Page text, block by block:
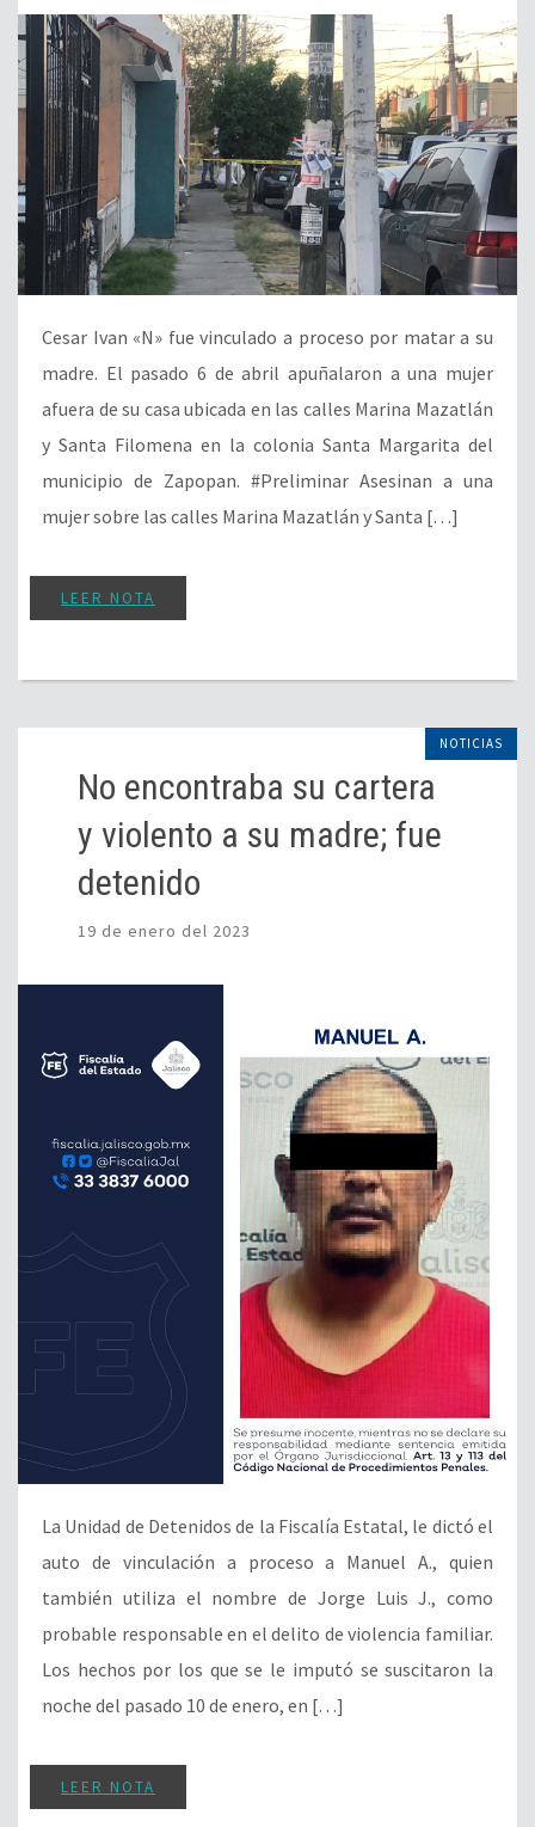
Cesar Ivan «N» fue vinculado a proceso por matar a su
madre. El pasado 6 de abril apuñalaron a una mujer
afuera de su casa ubicada en las calles Marina Mazatlán
y Santa Filomena en la colonia Santa Margarita del
municipio de Zapopan. #Preliminar Asesinan a una
mujer sobre las calles Marina Mazatlán y Santa […]
LEER NOTA
NOTICIAS
No encontraba su cartera
y violento a su madre; fue
detenido
19 de enero del 2023
La Unidad de Detenidos de la Fiscalía Estatal, le dictó el
auto de vinculación a proceso a Manuel A., quien
también utiliza el nombre de Jorge Luis J., como
probable responsable en el delito de violencia familiar.
Los hechos por los que se le imputó se suscitaron la
noche del pasado 10 de enero, en […]
LEER NOTA